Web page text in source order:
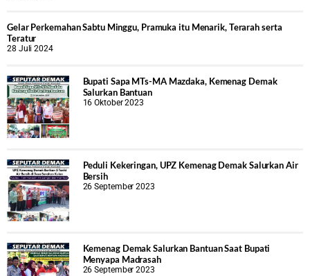
Gelar Perkemahan Sabtu Minggu, Pramuka itu Menarik, Terarah serta
Teratur
28 Juli 2024
Bupati Sapa MTs-MA Mazdaka, Kemenag Demak
Salurkan Bantuan
16 Oktober 2023
Peduli Kekeringan, UPZ Kemenag Demak Salurkan Air
Bersih
26 September 2023
Kemenag Demak Salurkan Bantuan Saat Bupati
Menyapa Madrasah
26 September 2023